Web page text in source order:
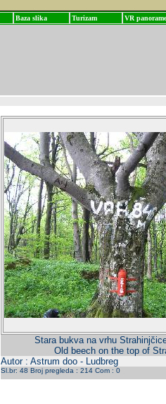
Baza slika Turizam VR panorame
Stara bukva na vrhu
Old beech on the top of
Autor : Astrum doo - Ludbreg
Sl.br: 48 Broj pregleda : 214 Com : 0